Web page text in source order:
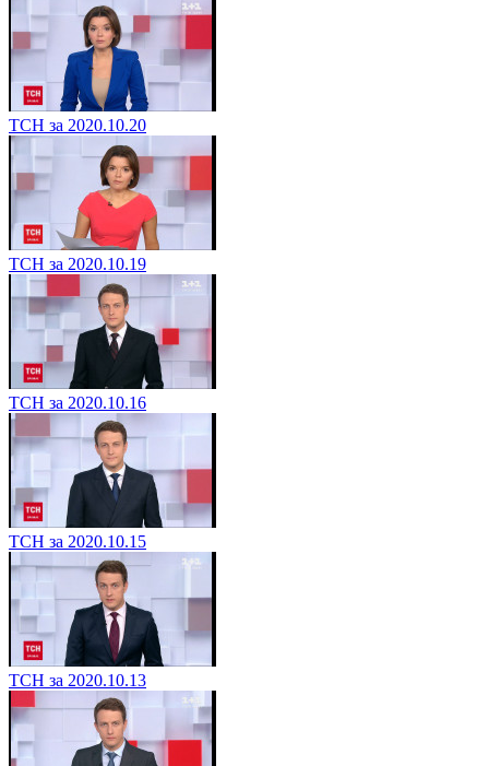
ТСН за 2020.10.20
ТСН за 2020.10.19
ТСН за 2020.10.16
ТСН за 2020.10.15
ТСН за 2020.10.13